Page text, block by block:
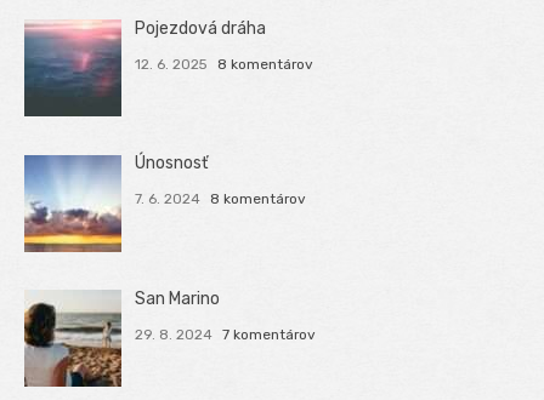
Pojezdová dráha
12. 6. 2025 8 komentárov
Únosnosť
7. 6. 2024 8 komentárov
San Marino
29. 8. 2024 7 komentárov